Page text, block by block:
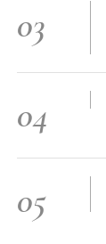
03
04
05